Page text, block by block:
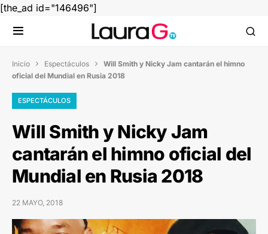
[the_ad id="146496"]
Inicio  Espectáculos  Will Smith y Nicky Jam cantarán el himno
oficial del Mundial en Rusia 2018
ESPECTÁCULOS
Will Smith y Nicky Jam
cantarán el himno oficial del
Mundial en Rusia 2018
22 MAYO, 2018